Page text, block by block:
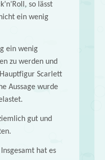
so lässt
ein wenig
ein wenig
zu werden und
Scarlett
Aussage wurde
gut und
hat es